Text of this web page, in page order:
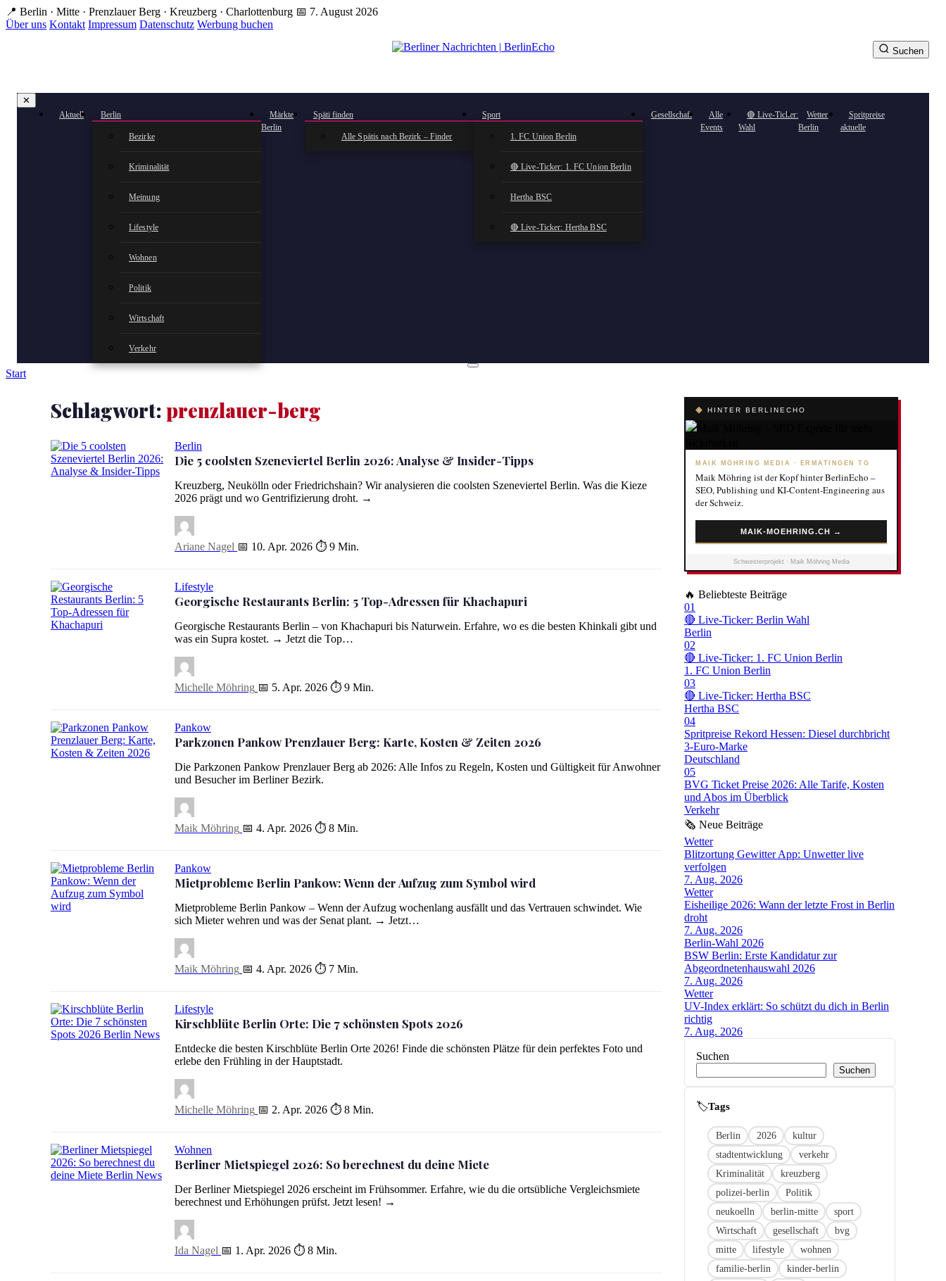
Zum
Hauptinhalt
📍 Berlin · Mitte · Prenzlauer Berg · Kreuzberg · Charlottenburg 📅 7. August 2026
Über uns Kontakt Impressum Datenschutz Werbung buchen
✕
Aktuell Berlin
Bezirke
Kriminalität
Meinung
Lifestyle
Wohnen
Politik
Wirtschaft
Verkehr
Märkte
Berlin
Späti finden
Alle Spätis nach Bezirk – Finder
Sport
1. FC Union Berlin
🔴 Live-Ticker: 1. FC Union Berlin
Hertha BSC
🔴 Live-Ticker: Hertha BSC
Gesellschaft
Alle
Events
🔴 Live-Ticker:
Wahl
Wetter
Berlin
Spritpreise
aktuelle
Suchen
Start
Schlagwort:prenzlauer-berg
Die 5 coolsten Szeneviertel Berlin 2026: Analyse & Insider-Tipps
Berlin
Die 5 coolsten Szeneviertel Berlin 2026: Analyse & Insider-Tipps
Kreuzberg, Neukölln oder Friedrichshain? Wir analysieren die coolsten Szeneviertel Berlin. Was die Kieze
2026 prägt und wo Gentrifizierung droht. →
Ariane Nagel 📅 10. Apr. 2026 ⏱ 9 Min.
Georgische Restaurants Berlin: 5 Top-Adressen für Khachapuri
Lifestyle
Georgische Restaurants Berlin: 5 Top-Adressen für Khachapuri
Georgische Restaurants Berlin – von Khachapuri bis Naturwein. Erfahre, wo es die besten Khinkali gibt und
was ein Supra kostet. → Jetzt die Top…
Michelle Möhring 📅 5. Apr. 2026 ⏱ 9 Min.
Parkzonen Pankow Prenzlauer Berg: Karte, Kosten & Zeiten 2026
Pankow
Parkzonen Pankow Prenzlauer Berg: Karte, Kosten & Zeiten 2026
Die Parkzonen Pankow Prenzlauer Berg ab 2026: Alle Infos zu Regeln, Kosten und Gültigkeit für Anwohner
und Besucher im Berliner Bezirk.
Maik Möhring 📅 4. Apr. 2026 ⏱ 8 Min.
Mietprobleme Berlin Pankow: Wenn der Aufzug zum Symbol wird
Pankow
Mietprobleme Berlin Pankow: Wenn der Aufzug zum Symbol wird
Mietprobleme Berlin Pankow – Wenn der Aufzug wochenlang ausfällt und das Vertrauen schwindet. Wie
sich Mieter wehren und was der Senat plant. → Jetzt…
Maik Möhring 📅 4. Apr. 2026 ⏱ 7 Min.
Kirschblüte Berlin Orte: Die 7 schönsten Spots 2026
Lifestyle
Kirschblüte Berlin Orte: Die 7 schönsten Spots 2026
Entdecke die besten Kirschblüte Berlin Orte 2026! Finde die schönsten Plätze für dein perfektes Foto und
erlebe den Frühling in der Hauptstadt.
Michelle Möhring 📅 2. Apr. 2026 ⏱ 8 Min.
Berliner Mietspiegel 2026: So berechnest du deine Miete
Wohnen
Berliner Mietspiegel 2026: So berechnest du deine Miete
Der Berliner Mietspiegel 2026 erscheint im Frühsommer. Erfahre, wie du die ortsübliche Vergleichsmiete
berechnest und Erhöhungen prüfst. Jetzt lesen! →
Ida Nagel 📅 1. Apr. 2026 ⏱ 8 Min.
◆ HINTER BERLINECHO
MAIK MÖHRING MEDIA · ERMATINGEN TG
Maik Möhring ist der Kopf hinter BerlinEcho –
SEO, Publishing und KI-Content-Engineering aus
der Schweiz.
MAIK-MOEHRING.CH →
Schwesterprojekt · Maik Möhring Media
🔥 Beliebteste Beiträge
01
🔴 Live-Ticker: Berlin Wahl
Berlin
02
🔴 Live-Ticker: 1. FC Union Berlin
1. FC Union Berlin
03
🔴 Live-Ticker: Hertha BSC
Hertha BSC
04
Spritpreise Rekord Hessen: Diesel durchbricht
3-Euro-Marke
Deutschland
05
BVG Ticket Preise 2026: Alle Tarife, Kosten
und Abos im Überblick
Verkehr
🗞 Neue Beiträge
Wetter
Blitzortung Gewitter App: Unwetter live
verfolgen
7. Aug. 2026
Wetter
Eisheilige 2026: Wann der letzte Frost in Berlin
droht
7. Aug. 2026
Berlin-Wahl 2026
BSW Berlin: Erste Kandidatur zur
Abgeordnetenhauswahl 2026
7. Aug. 2026
Wetter
UV-Index erklärt: So schützt du dich in Berlin
richtig
7. Aug. 2026
Suchen
Suchen
🏷
Berlin 2026Linkkultur
stadtentwicklung
verkehr
Kriminalität
kreuzberg
polizei-berlin
Politik
neukoelln
berlin-mitte
sport
Wirtschaft
gesellschaft
bvg
mitte
lifestyle
wohnen
familie-berlin
kinder-berlin